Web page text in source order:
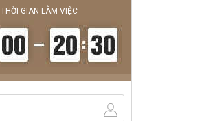
THỜI GIAN LÀM VIỆC